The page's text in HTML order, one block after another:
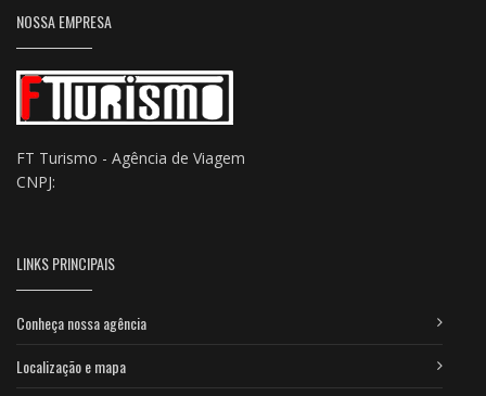
NOSSA EMPRESA
FT Turismo - Agência de Viagem
CNPJ:
LINKS PRINCIPAIS
Conheça nossa agência
Localização e mapa